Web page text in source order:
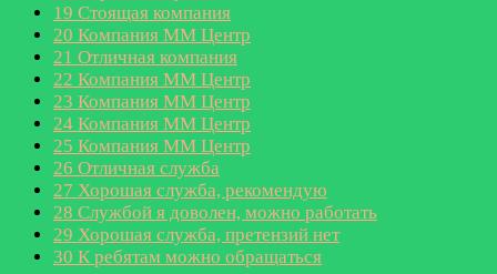
19 Стоящая компания
20 Компания ММ Центр
21 Отличная компания
22 Компания ММ Центр
23 Компания ММ Центр
24 Компания ММ Центр
25 Компания ММ Центр
26 Отличная служба
27 Хорошая служба, рекомендую
28 Службой я доволен, можно работать
29 Хорошая служба, претензий нет
30 К ребятам можно обращаться